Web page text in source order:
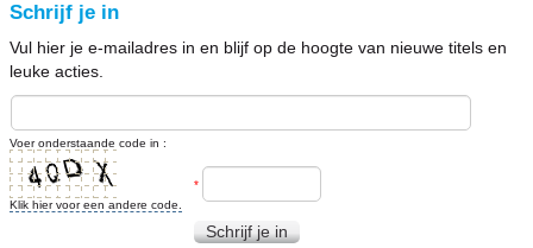
Schrijf je in
Vul hier je e-mailadres in en blijf op de hoogte van nieuwe titels en
leuke acties.
Voer onderstaande code in :
Klik hier voor een andere code.
*
Schrijf je in